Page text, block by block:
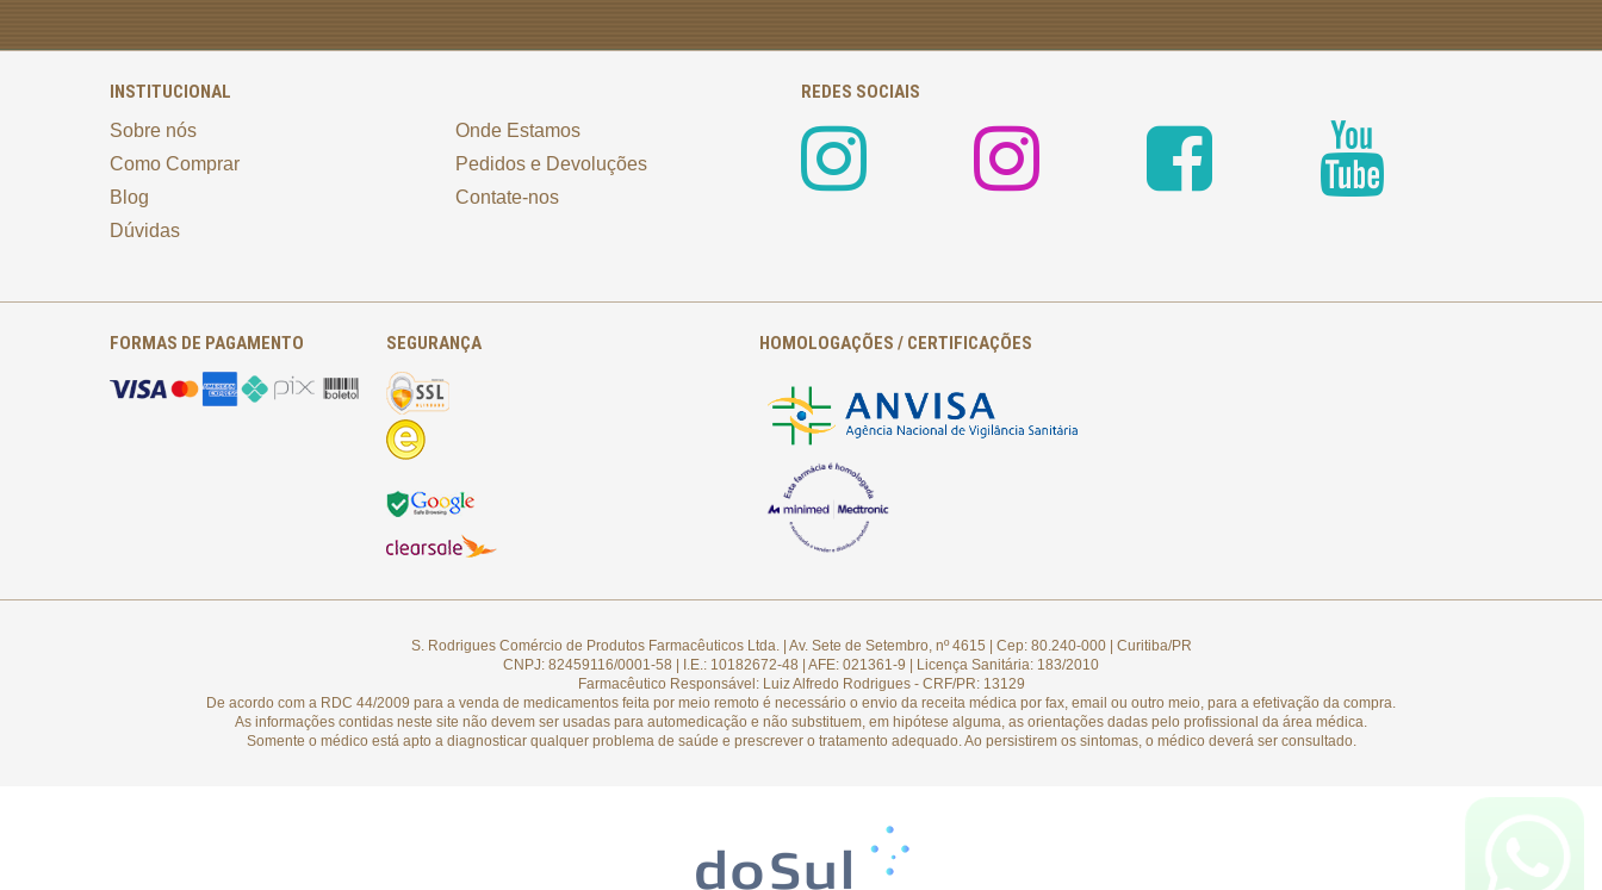
INSTITUCIONAL
Sobre nós
Como Comprar
Blog
Dúvidas
Onde Estamos
Pedidos e Devoluções
Contate-nos
REDES SOCIAIS
FORMAS DE PAGAMENTO SEGURANÇA HOMOLOGAÇÕES / CERTIFICAÇÕES
S. Rodrigues Comércio de Produtos Farmacêuticos Ltda. | Av. Sete de Setembro, nº 4615 | Cep: 80.240-000 | Curitiba/PR
CNPJ: 82459116/0001-58 | I.E.: 10182672-48 | AFE: 021361-9 | Licença Sanitária: 183/2010
Farmacêutico Responsável: Luiz Alfredo Rodrigues - CRF/PR: 13129
De acordo com a RDC 44/2009 para a venda de medicamentos feita por meio remoto é necessário o envio da receita médica por fax, email ou outro meio, para a efetivação da compra.
As informações contidas neste site não devem ser usadas para automedicação e não substituem, em hipótese alguma, as orientações dadas pelo profissional da área médica.
Somente o médico está apto a diagnosticar qualquer problema de saúde e prescrever o tratamento adequado. Ao persistirem os sintomas, o médico deverá ser consultado.